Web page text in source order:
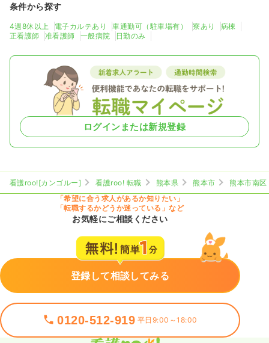
条件から探す
4週8休以上 電子カルテあり 車通勤可（駐車場有） 寮あり
病棟
正看護師
准看護師 一般病院 日勤のみ
ログインまたは新規登録
看護roo![カンゴルー] 看護roo! 転職 熊本県 熊本市
熊本市南区
「希望に合う求人があるか知りたい」
「転職するかどうか迷っている」など
お気軽にご相談ください
登録して相談してみる
0120-512-919 平日9:00～18:00